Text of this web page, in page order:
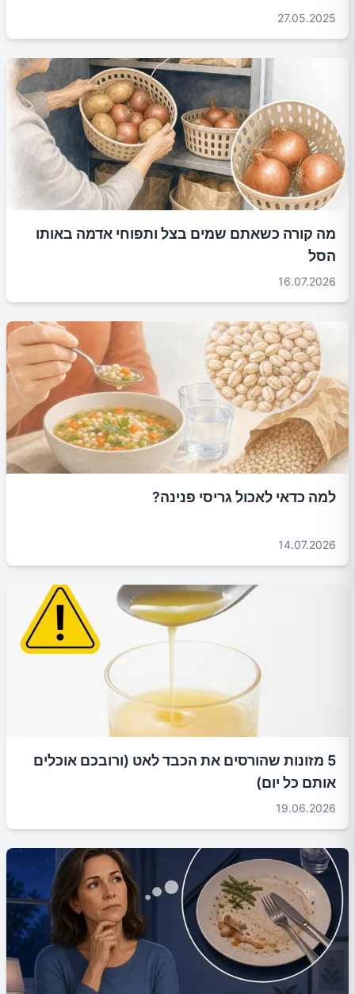
27.05.2025
מה קורה כשאתם שמים בצל ותפוחי אדמה באותו
הסל
16.07.2026
למה כדאי לאכול גריסי פנינה?
14.07.2026
5 מזונות שהורסים את הכבד לאט (ורובכם אוכלים
אותם כל יום)
19.06.2026